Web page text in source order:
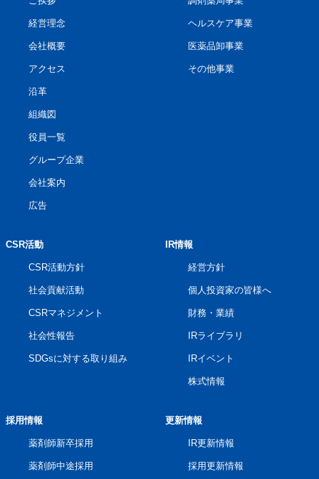
経営理念
会社概要
アクセス
沿革
組織図
役員一覧
グループ企業
会社案内
広告
ヘルスケア事業
医薬品卸事業
その他事業
CSR活動
CSR活動方針
社会貢献活動
CSRマネジメント
社会性報告
SDGsに対する取り組み
IR情報
経営方針
個人投資家の皆様へ
財務・業績
IRライブラリ
IRイベント
株式情報
採用情報
薬剤師新卒採用
薬剤師中途採用
更新情報
IR更新情報
採用更新情報